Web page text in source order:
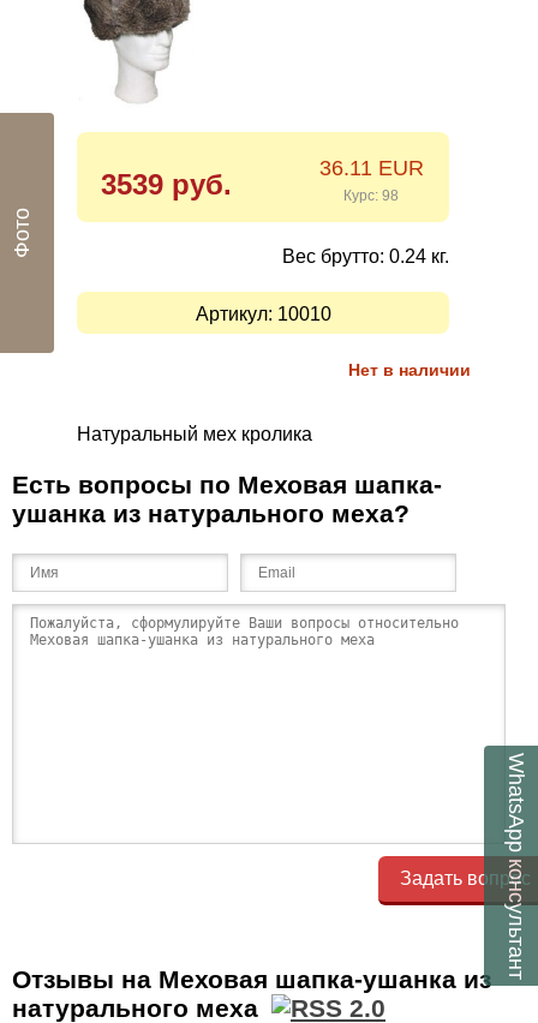
3539 руб. 36.11 EUR
Курс: 98
Вес брутто: 0.24 кг.
Артикул: 10010
Нет в наличии
Натуральный мех кролика
Есть вопросы по Меховая шапка-
ушанка из натурального меха?
Задать вопрос
Отзывы на Меховая шапка-ушанка из
натурального меха
WhatsApp
консультант
Фото